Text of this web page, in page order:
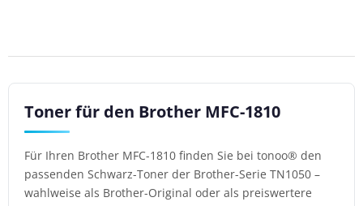
Toner für den Brother MFC-1810
Für Ihren Brother MFC-1810 finden Sie bei tonoo® den
passenden Schwarz-Toner der Brother-Serie TN1050 –
wahlweise als Brother-Original oder als preiswertere